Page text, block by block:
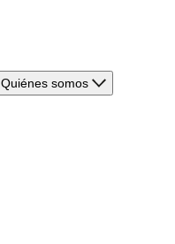
Quiénes somos